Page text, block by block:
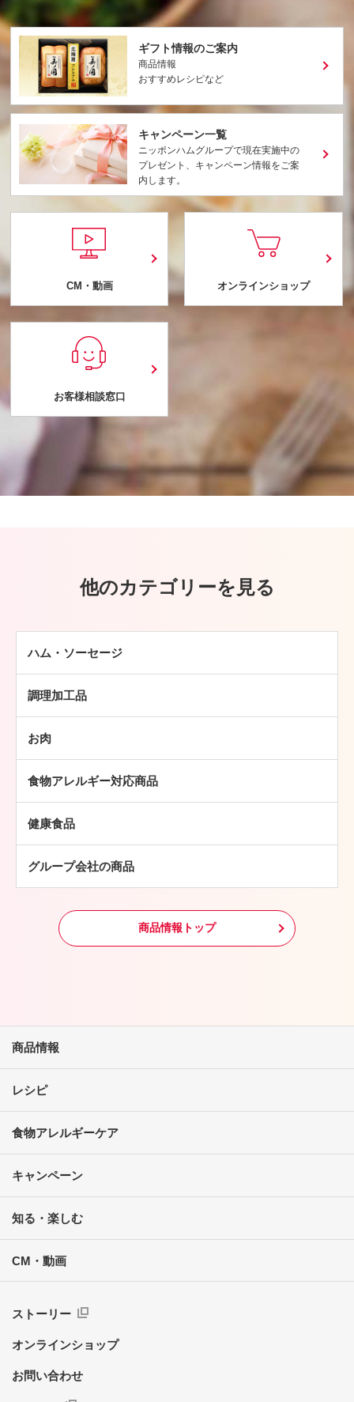
ギフト情報のご案内
商品情報
おすすめレシピなど
キャンペーン一覧
ニッポンハムグループで現在実施中の
プレゼント、キャンペーン情報をご案
内します。
CM・動画 オンラインショップ
お客様相談窓口
他のカテゴリーを見る
ハム・ソーセージ
ソーセージ
その他
調理加工品
チキン加工品
パン・ピザ
常温食品
冷凍食品
その他
お肉
鶏肉
食物アレルギー対応商品
健康食品
グループ会社の商品
商品情報トップ
商品情報
レシピ
食物アレルギーケア
キャンペーン
知る・楽しむ
CM・動画
ストーリー
オンラインショップ
お問い合わせ